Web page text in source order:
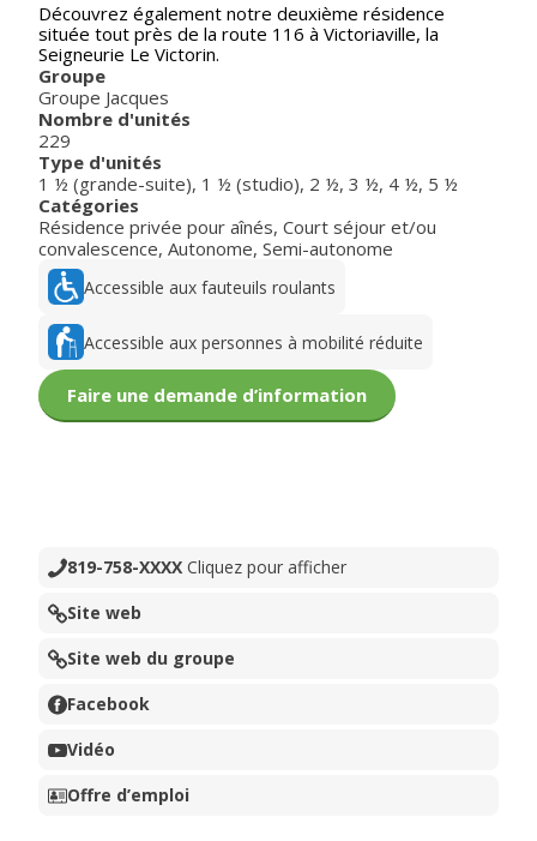
Découvrez également notre deuxième résidence
située tout près de la route 116 à Victoriaville, la
Seigneurie Le Victorin.
Groupe
Groupe Jacques
Nombre d'unités
229
Type d'unités
1 ½ (grande-suite), 1 ½ (studio), 2 ½, 3 ½, 4 ½, 5 ½
Catégories
Résidence privée pour aînés, Court séjour et/ou
convalescence, Autonome, Semi-autonome
Accessible aux fauteuils roulants
Accessible aux personnes à mobilité réduite
Faire une demande d’information
819-758-XXXX Cliquez pour afficher
Site web
Site web du groupe
Facebook
Vidéo
Offre d’emploi